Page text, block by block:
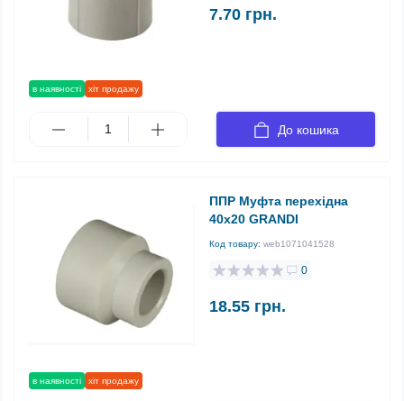
в наявності хіт продажу
7.70 грн.
До кошика
в наявності хіт продажу
ППР Муфта перехідна
40х20 GRANDI
Код товару: web1071041528
0
18.55 грн.